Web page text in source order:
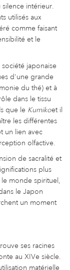
intérieur.
utilisés aux
comme faisant
et le
japonaise
d'une grande
du thé) et à
dans le tissu
que le Kumikoet il
les différentes
un lien avec
olfactive.
de sacralité et
plus
monde spirituel,
le Japon
un moment
ses racines
au XIVe siècle.
matérielle